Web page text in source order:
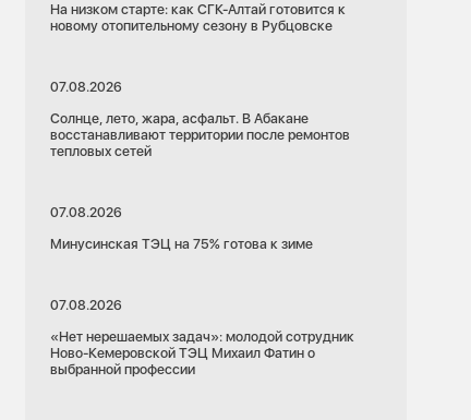
На низком старте: как СГК-Алтай готовится к
новому отопительному сезону в Рубцовске
07.08.2026
Солнце, лето, жара, асфальт. В Абакане
восстанавливают территории после ремонтов
тепловых сетей
07.08.2026
Минусинская ТЭЦ на 75% готова к зиме
07.08.2026
«Нет нерешаемых задач»: молодой сотрудник
Ново-Кемеровской ТЭЦ Михаил Фатин о
выбранной профессии